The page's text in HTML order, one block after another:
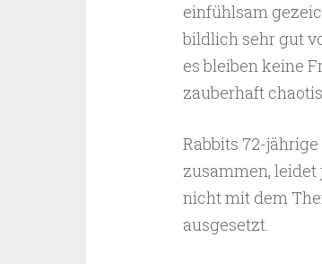
einfühlsam
bildlich sehr gut
es bleiben keine
zauberhaft
Rabbits 72-
zusammen, leidet
nicht mit dem
ausgesetzt.